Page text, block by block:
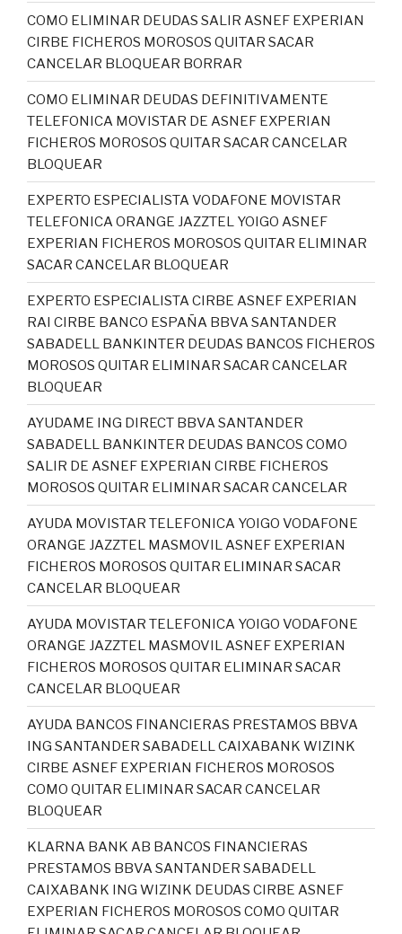
COMO ELIMINAR DEUDAS SALIR ASNEF EXPERIAN
CIRBE FICHEROS MOROSOS QUITAR SACAR
CANCELAR BLOQUEAR BORRAR
COMO ELIMINAR DEUDAS DEFINITIVAMENTE
TELEFONICA MOVISTAR DE ASNEF EXPERIAN
FICHEROS MOROSOS QUITAR SACAR CANCELAR
BLOQUEAR
EXPERTO ESPECIALISTA VODAFONE MOVISTAR
TELEFONICA ORANGE JAZZTEL YOIGO ASNEF
EXPERIAN FICHEROS MOROSOS QUITAR ELIMINAR
SACAR CANCELAR BLOQUEAR
EXPERTO ESPECIALISTA CIRBE ASNEF EXPERIAN
RAI CIRBE BANCO ESPAÑA BBVA SANTANDER
SABADELL BANKINTER DEUDAS BANCOS FICHEROS
MOROSOS QUITAR ELIMINAR SACAR CANCELAR
BLOQUEAR
AYUDAME ING DIRECT BBVA SANTANDER
SABADELL BANKINTER DEUDAS BANCOS COMO
SALIR DE ASNEF EXPERIAN CIRBE FICHEROS
MOROSOS QUITAR ELIMINAR SACAR CANCELAR
AYUDA MOVISTAR TELEFONICA YOIGO VODAFONE
ORANGE JAZZTEL MASMOVIL ASNEF EXPERIAN
FICHEROS MOROSOS QUITAR ELIMINAR SACAR
CANCELAR BLOQUEAR
AYUDA MOVISTAR TELEFONICA YOIGO VODAFONE
ORANGE JAZZTEL MASMOVIL ASNEF EXPERIAN
FICHEROS MOROSOS QUITAR ELIMINAR SACAR
CANCELAR BLOQUEAR
AYUDA BANCOS FINANCIERAS PRESTAMOS BBVA
ING SANTANDER SABADELL CAIXABANK WIZINK
CIRBE ASNEF EXPERIAN FICHEROS MOROSOS
COMO QUITAR ELIMINAR SACAR CANCELAR
BLOQUEAR
KLARNA BANK AB BANCOS FINANCIERAS
PRESTAMOS BBVA SANTANDER SABADELL
CAIXABANK ING WIZINK DEUDAS CIRBE ASNEF
EXPERIAN FICHEROS MOROSOS COMO QUITAR